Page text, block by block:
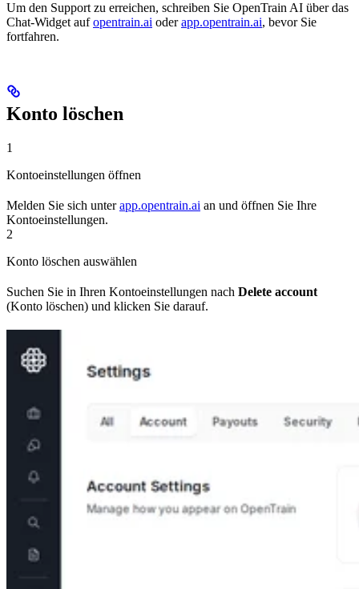
Um den Support zu erreichen, schreiben Sie OpenTrain AI über das
Chat-Widget aufopentrain.ai oderapp.opentrain.ai, bevor Sie
fortfahren.
Konto löschen
1
Kontoeinstellungen öffnen
Melden Sie sich unterapp.opentrain.ai an und öffnen Sie Ihre
Kontoeinstellungen.
2
Konto löschen auswählen
Suchen Sie in Ihren Kontoeinstellungen nach Delete account
(Konto löschen) und klicken Sie darauf.